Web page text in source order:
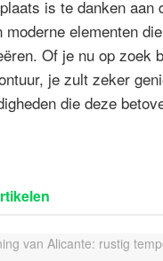
is te danken aan
elementen
Of je nu op zoek
je zult zeker
die deze